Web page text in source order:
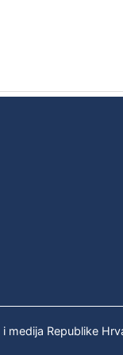
medija Republike